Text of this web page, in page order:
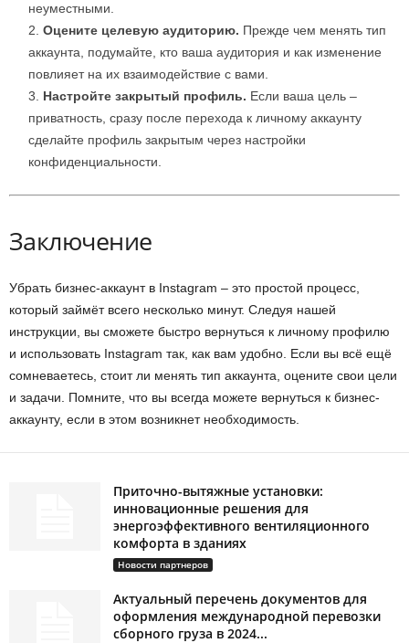
неуместными.
Оцените целевую аудиторию. Прежде чем менять тип
аккаунта, подумайте, кто ваша аудитория и как изменение
повлияет на их взаимодействие с вами.
Настройте закрытый профиль. Если ваша цель –
приватность, сразу после перехода к личному аккаунту
сделайте профиль закрытым через настройки
конфиденциальности.
Заключение
Убрать бизнес-аккаунт в Instagram – это простой процесс,
который займёт всего несколько минут. Следуя нашей
инструкции, вы сможете быстро вернуться к личному профилю
и использовать Instagram так, как вам удобно. Если вы всё ещё
сомневаетесь, стоит ли менять тип аккаунта, оцените свои цели
и задачи. Помните, что вы всегда можете вернуться к бизнес-
аккаунту, если в этом возникнет необходимость.
Приточно-вытяжные установки:
инновационные решения для
энергоэффективного вентиляционного
комфорта в зданиях
Новости партнеров
Актуальный перечень документов для
оформления международной перевозки
сборного груза в 2024...